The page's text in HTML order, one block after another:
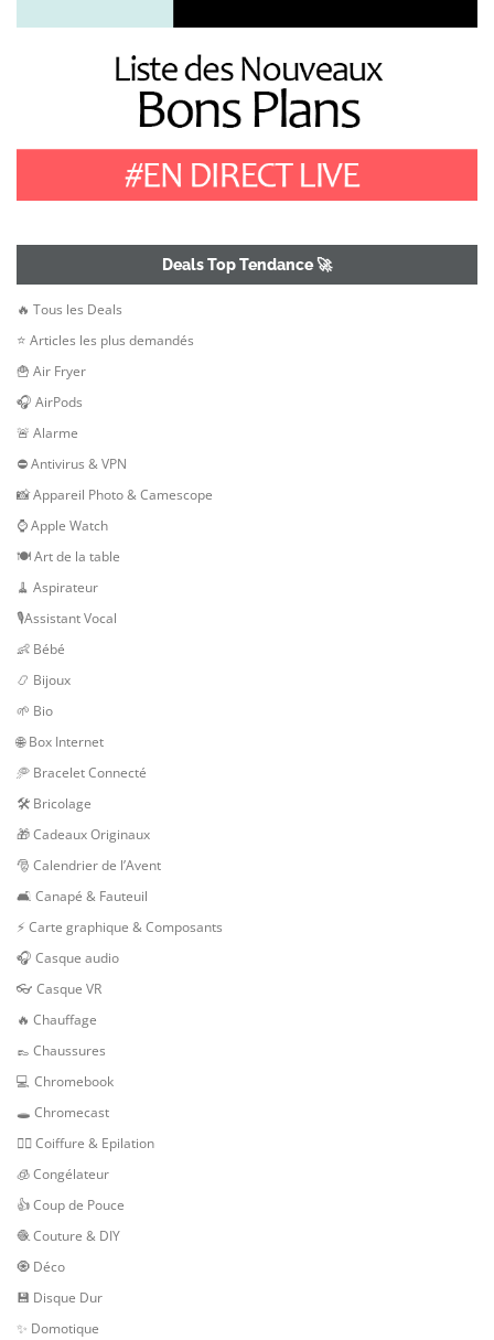
Deals Top Tendance 🚀
🔥 Tous les Deals
⭐ Articles les plus demandés
🍟 Air Fryer
🎧 AirPods
🚨 Alarme
⛔ Antivirus & VPN
📸 Appareil Photo & Camescope
⌚ Apple Watch
🍽 Art de la table
🧹 Aspirateur
🎙Assistant Vocal
👶 Bébé
📿 Bijoux
🌱 Bio
🌐 Box Internet
🥏 Bracelet Connecté
🛠 Bricolage
🎁 Cadeaux Originaux
🎅 Calendrier de l’Avent
🛋️ Canapé & Fauteuil
⚡ Carte graphique & Composants
🎧 Casque audio
👓 Casque VR
🔥 Chauffage
👞 Chaussures
💻 Chromebook
🕳 Chromecast
💇‍♀️ Coiffure & Epilation
🧊 Congélateur
👍 Coup de Pouce
🧶 Couture & DIY
🧿 Déco
💾 Disque Dur
✨ Domotique